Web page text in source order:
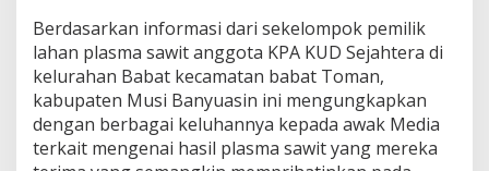
i
t
W
a
r
g
a
Berdasarkan informasi dari sekelompok pemilik
lahan plasma sawit anggota KPA KUD Sejahtera di
kelurahan Babat kecamatan babat Toman,
kabupaten Musi Banyuasin ini mengungkapkan
dengan berbagai keluhannya kepada awak Media
terkait mengenai hasil plasma sawit yang mereka